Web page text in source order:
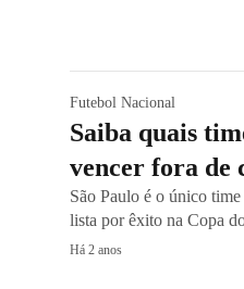
Futebol Nacional
Saiba quais
vencer fora de
São Paulo é o único
lista por êxito na Copa
Há 2 anos